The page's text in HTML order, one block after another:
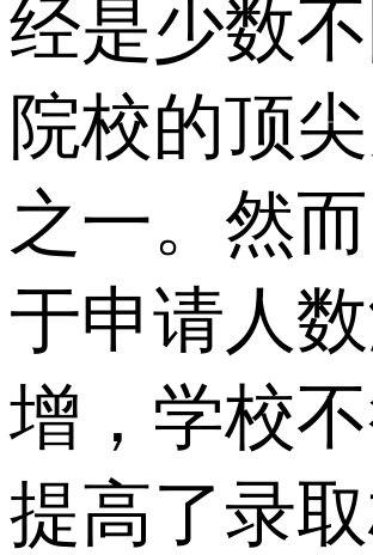
经是少数
院校的顶
之一。然
于申请人
增，学校
提高了录